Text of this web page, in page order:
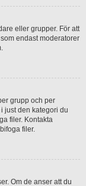
eller grupper. För att
endast moderatorer
grupp och per
just den kategori du
filer. Kontakta
filer.
Om de anser att du